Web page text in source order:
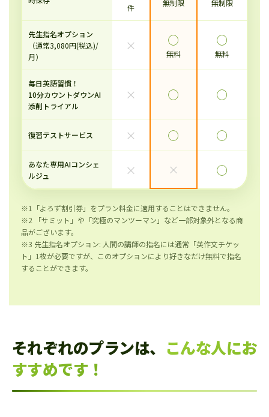
件
無制限 無制限
先生指名オプション
（通常3,080円(税込)/
月）
× ◯
無料
◯
無料
毎日英語習慣！
10分カウントダウンAI
添削トライアル
× ◯ ◯
復習テストサービス × ◯ ◯
あなた専用AIコンシェ
ルジュ
× × ◯
※1「よろず割引券」をプラン料金に適用することはできません。
※2 「サミット」や「究極のマンツーマン」など一部対象外となる商
品がございます。
※3 先生指名オプション: 人間の講師の指名には通常「英作文チケッ
ト」1枚が必要ですが、このオプションにより好きなだけ無料で指名
することができます。
それぞれのプランは、 こんな人にお
すすめです！